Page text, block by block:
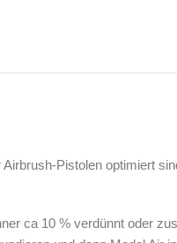
Pistolen optimiert
ca 10 % verdünnt oder